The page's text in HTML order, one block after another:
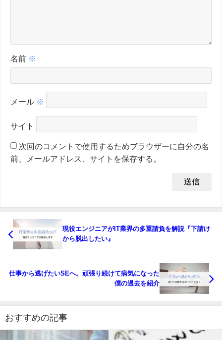
名前 ※
メール ※
サイト
次回のコメントで使用するためブラウザーに自分の名
前、メールアドレス、サイトを保存する。
現役エンジニアがIT業界の多重請負を解説『下請け
から脱出したい』
仕事から逃げたいSEへ。頑張り続けて病気になった
僕の過去を紹介
おすすめの記事